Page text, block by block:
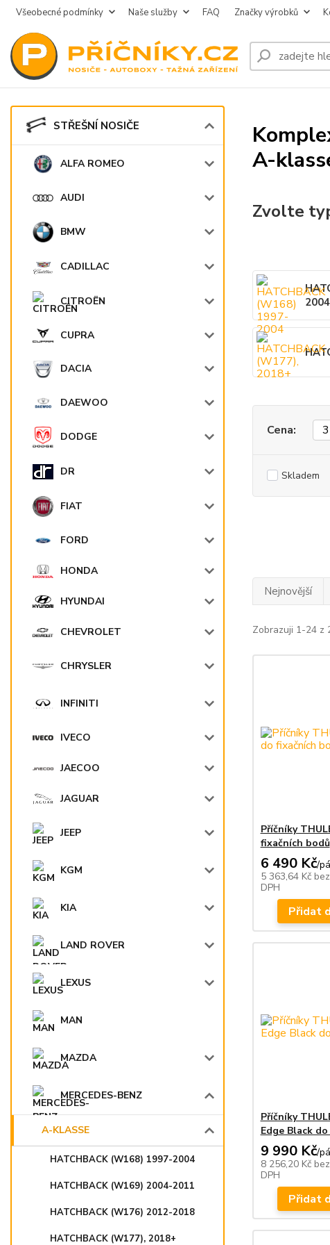
Všeobecné podmínky Naše služby FAQ Značky výrobků
STŘEŠNÍ NOSIČE
ALFA ROMEO
AUDI
BMW
CADILLAC
CITROËN
CUPRA
DACIA
DAEWOO
DODGE
DR
FIAT
FORD
HONDA
HYUNDAI
CHEVROLET
CHRYSLER
INFINITI
IVECO
JAECOO
JAGUAR
JEEP
KGM
KIA
LAND ROVER
LEXUS
MAN
MAZDA
MERCEDES-BENZ
A-KLASSE
HATCHBACK (W168) 1997-2004
HATCHBACK (W169) 2004-2011
HATCHBACK (W176) 2012-2018
HATCHBACK (W177), 2018+
A-
Zvolte
2004
Cena:
Skladem
Nejnovější
Zobrazuji 1-24 z
Příčníky
fixačních bodů
6 490 Kč/
5 363,64 Kč bez
DPH
Přidat
Příčníky
Edge Black
9 990 Kč/
8 256,20 Kč bez
DPH
Přidat